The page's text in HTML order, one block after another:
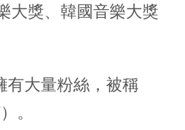
大獎、韓國音樂大獎
有大量粉絲，被稱
。